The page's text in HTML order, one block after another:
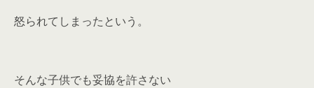
怒られてしまったという。
そんな子供でも妥協を許さない